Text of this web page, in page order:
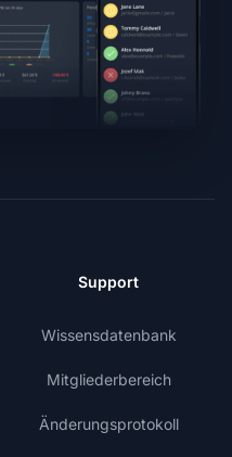
Support
Wissensdatenbank
Mitgliederbereich
Änderungsprotokoll